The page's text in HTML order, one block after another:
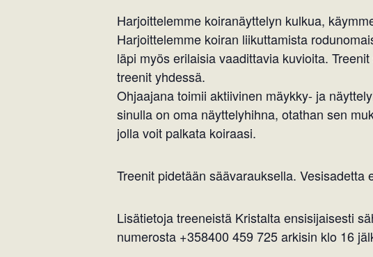
Harjoittelemme koiranäyttelyn kulkua,
Harjoittelemme koiran liikuttamista
läpi myös erilaisia vaadittavia kuvioita.
treenit yhdessä.
Ohjaajana toimii aktiivinen mäykky- ja
sinulla on oma näyttelyhihna, otathan sen
jolla voit palkata koiraasi.
Treenit pidetään säävarauksella.
Lisätietoja treeneistä Kristalta ensisijaisesti
numerosta +358400 459 725 arkisin klo 16